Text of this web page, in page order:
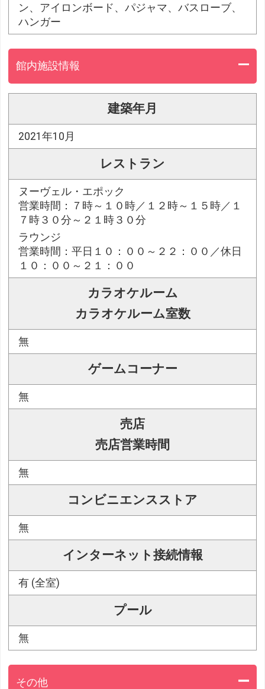
ン、アイロンボード、パジャマ、バスローブ、
ハンガー
館内施設情報
建築年月
2021年10月
レストラン
ヌーヴェル・エポック
営業時間：７時～１０時／１２時～１５時／１
７時３０分～２１時３０分
ラウンジ
営業時間：平日１０：００～２２：００／休日
１０：００～２１：００
カラオケルーム
カラオケルーム室数
無
ゲームコーナー
無
売店
売店営業時間
無
コンビニエンスストア
無
インターネット接続情報
有 (全室)
プール
無
その他